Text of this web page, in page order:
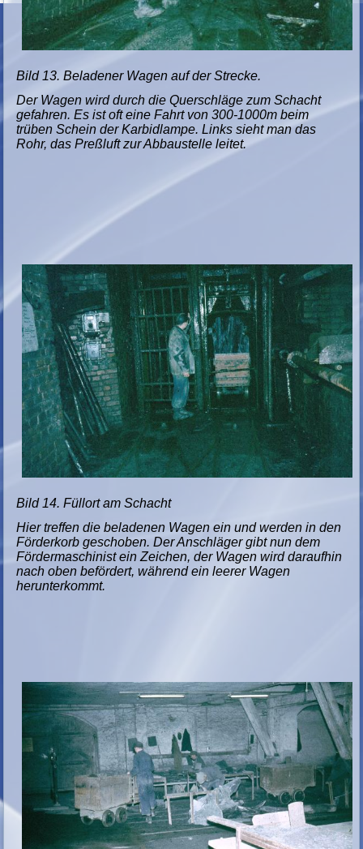
Bild 13. Beladener Wagen auf der Strecke.
Der Wagen wird durch die Querschläge zum Schacht
gefahren. Es ist oft eine Fahrt von 300-1000m beim
trüben Schein der Karbidlampe. Links sieht man das
Rohr, das Preßluft zur Abbaustelle leitet.
Bild 14. Füllort am Schacht
Hier treffen die beladenen Wagen ein und werden in den
Förderkorb geschoben. Der Anschläger gibt nun dem
Fördermaschinist ein Zeichen, der Wagen wird daraufhin
nach oben befördert, während ein leerer Wagen
herunterkommt.